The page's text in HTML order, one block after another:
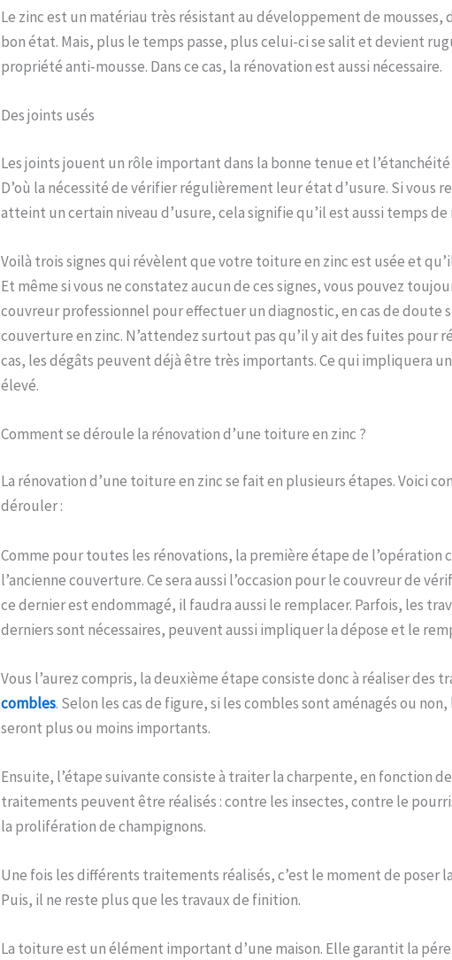
Le zinc est un matériau très résistant au développement de mousses,
bon état. Mais, plus le temps passe, plus celui-ci se salit et devient
propriété anti-mousse. Dans ce cas, la rénovation est aussi nécessaire.
Des joints usés
Les joints jouent un rôle important dans la bonne tenue et l’étanchéité
D’où la nécessité de vérifier régulièrement leur état d’usure. Si vous
atteint un certain niveau d’usure, cela signifie qu’il est aussi temps
Voilà trois signes qui révèlent que votre toiture en zinc est usée et
Et même si vous ne constatez aucun de ces signes, vous pouvez
couvreur professionnel pour effectuer un diagnostic, en cas de doute
couverture en zinc. N’attendez surtout pas qu’il y ait des fuites pour
cas, les dégâts peuvent déjà être très importants. Ce qui impliquera
élevé.
Comment se déroule la rénovation d’une toiture en zinc ?
La rénovation d’une toiture en zinc se fait en plusieurs étapes. Voici
dérouler :
Comme pour toutes les rénovations, la première étape de l’opération
l’ancienne couverture. Ce sera aussi l’occasion pour le couvreur de
ce dernier est endommagé, il faudra aussi le remplacer. Parfois, les
derniers sont nécessaires, peuvent aussi impliquer la dépose et le
Vous l’aurez compris, la deuxième étape consiste donc à réaliser des
combles. Selon les cas de figure, si les combles sont aménagés ou
seront plus ou moins importants.
Ensuite, l’étape suivante consiste à traiter la charpente, en fonction
traitements peuvent être réalisés : contre les insectes, contre le
la prolifération de champignons.
Une fois les différents traitements réalisés, c’est le moment de poser
Puis, il ne reste plus que les travaux de finition.
La toiture est un élément important d’une maison. Elle garantit la